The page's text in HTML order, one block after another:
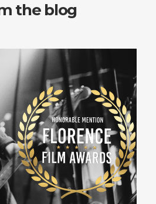
the blog